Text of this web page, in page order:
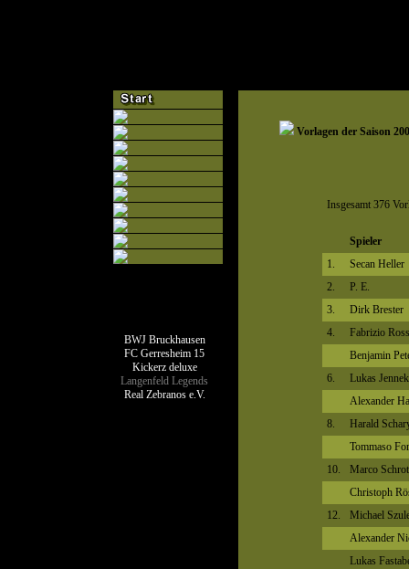
BWJ Bruckhausen
FC Gerresheim 15
Kickerz deluxe
Langenfeld Legends
Real Zebranos e.V.
Vorlagen der Saison
Insgesamt 376
Spieler
1.
Secan Heller
2.
P. E.
3.
Dirk Brester
4.
Fabrizio
Benjamin
6.
Lukas Jennek
Alexander
8.
Harald
Tommaso
10.
Marco Schrot
Christoph
12.
Michael
Alexander
Lukas